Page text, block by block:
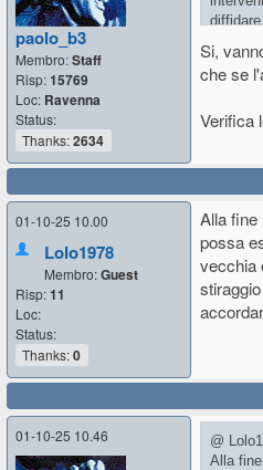
paolo_b3
Membro:Staff
Risp:15769
Loc: Ravenna
Status:
Thanks:2634
Si,
che se
Verifica
01-10-25 10.00
Lolo1978
Membro:Guest
Risp:11
Loc:
Status:
Thanks:0
Alla fine
possa
vecchia
01-10-25 10.46
@
Alla